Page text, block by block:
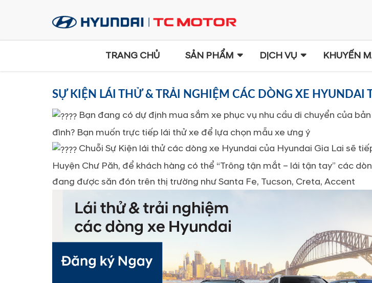
TRANG CHỦ SẢN PHẨM DỊCH VỤ KHUYẾN
SỰ KIỆN LÁI THỬ & TRẢI NGHIỆM CÁC DÒNG XE HYUNDAI
Bạn đang có dự định mua sắm xe phục vụ nhu cầu di chuyển của
đình? Bạn muốn trực tiếp lái thử xe để lựa chọn mẫu xe ưng ý
Chuỗi Sự Kiện lái thử các dòng xe Hyundai của Hyundai Gia Lai sẽ
Huyện Chư Păh, để khách hàng có thể “Trông tận mắt – lái tận tay” các
đang được săn đón trên thị trường như Santa Fe, Tucson, Creta, Accent